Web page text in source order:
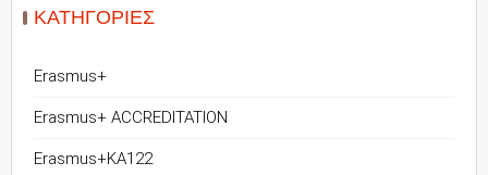
KΑΤΗΓΟΡΊΕΣ
Erasmus+
Erasmus+ ACCREDITATION
Erasmus+KA122